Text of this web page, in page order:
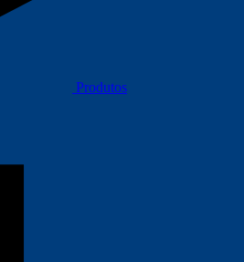
Produtos